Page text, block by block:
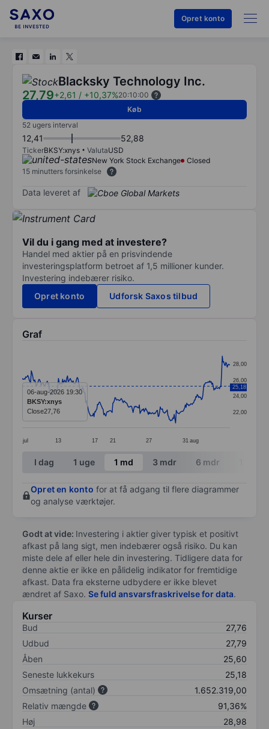
Opret konto
Blacksky Technology Inc.
27,79+2,61 / +10,37%20:10:00
Køb
52 ugers interval
12,41 52,88
TickerBKSY:xnys ValutaUSD
New York Stock Exchange
Closed
15 minutters forsinkelse
Data leveret af
Vil du i gang med at investere?
Handel med aktier på en prisvindende
investeringsplatform betroet af 1,5 millioner kunder.
Investering indebærer risiko.
Opret konto
Udforsk Saxos tilbud
Graf
Line chart with 299 data points.
The chart has 1 X axis displaying categories.
The chart has 1 Y axis displaying values. Data
jul 13 17 21 27 31 aug
22,00
24,00
26,00
28,00
25,18
06-aug-2026 19:30
BKSY:xnys
Close27,76
End of interactive chart.
I dag 1 uge 1 md 3 mdr 6 mdr
Opret en konto for at få adgang til flere diagrammer
og analyse værktøjer.
Godt at vide: Investering i aktier giver typisk et positivt
afkast på lang sigt, men indebærer også risiko. Du kan
miste dele af eller hele din investering. Tidligere data for
denne aktie er ikke en pålidelig indikator for fremtidige
afkast. Data fra eksterne udbydere er ikke blevet
ændret af Saxo. Se fuld ansvarsfraskrivelse for data.
Kurser
Bud
27,76
Udbud
27,79
Åben
25,60
Seneste lukkekurs
25,18
Omsætning (antal)
1.652.319,00
Relativ mængde
91,36%
Høj
28,98